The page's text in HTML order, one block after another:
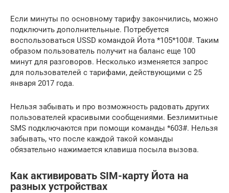
Если минуты по основному тарифу закончились, можно
подключить дополнительные. Потребуется
воспользоваться USSD командой Йота *105*100#. Таким
образом пользователь получит на баланс еще 100
минут для разговоров. Несколько изменяется запрос
для пользователей с тарифами, действующими с 25
января 2017 года.
Нельзя забывать и про возможность радовать других
пользователей красивыми сообщениями. Безлимитные
SMS подключаются при помощи команды *603#. Нельзя
забывать, что после каждой такой команды
обязательно нажимается клавиша посыла вызова.
Как активировать SIM-карту Йота на
разных устройствах